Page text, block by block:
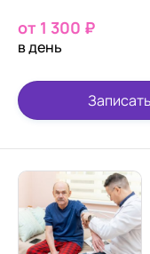
от 1 300 ₽
в день